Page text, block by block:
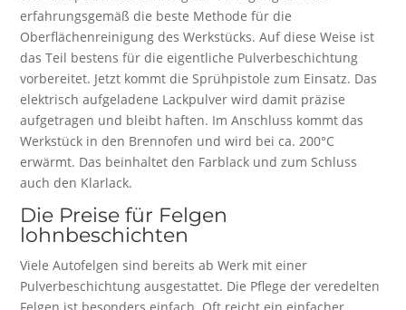
erfahrungsgemäß die beste Methode für die
Oberflächenreinigung des Werkstücks. Auf diese Weise ist
das Teil bestens für die eigentliche Pulverbeschichtung
vorbereitet. Jetzt kommt die Sprühpistole zum Einsatz. Das
elektrisch aufgeladene Lackpulver wird damit präzise
aufgetragen und bleibt haften. Im Anschluss kommt das
Werkstück in den Brennofen und wird bei ca. 200°C
erwärmt. Das beinhaltet den Farblack und zum Schluss
auch den Klarlack.
Die Preise für Felgen
lohnbeschichten
Viele Autofelgen sind bereits ab Werk mit einer
Pulverbeschichtung ausgestattet. Die Pflege der veredelten